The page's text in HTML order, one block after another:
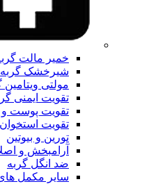
خمیر مالت
شیرخشک گربه
مولتی ویتامین
تقویت ایمنی
تقویت پوست
تقویت
تورین و بیوتین
آرامبخش و
ضد انگل گربه
سایر مکمل